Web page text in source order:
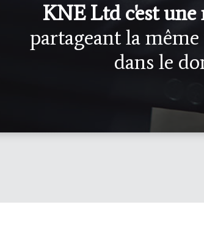
KNE Ltd c'est une
partageant la
dans le